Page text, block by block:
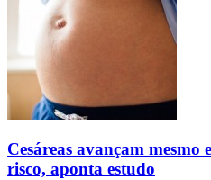
Cesáreas avançam mesmo
risco, aponta estudo